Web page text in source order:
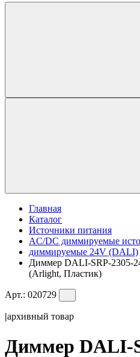
Главная
Каталог
Источники питания
AC/DC диммируемые
диммируемые 24V (DALI)
Диммер DALI-SRP-2305-
(Arlight, Пластик)
Арт.: 020729
|архивный товар
Диммер DALI-